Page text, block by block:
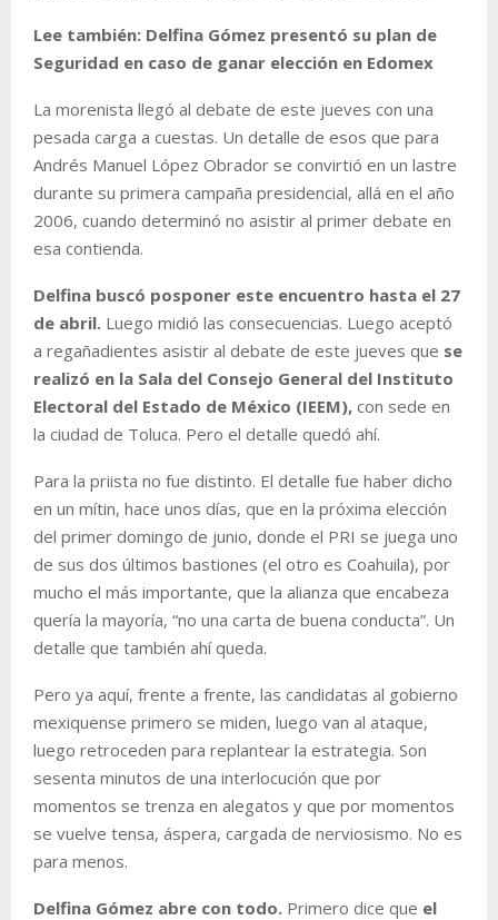
Lee también: Delfina Gómez presentó su plan de
Seguridad en caso de ganar elección en Edomex
La morenista llegó al debate de este jueves con una
pesada carga a cuestas. Un detalle de esos que para
Andrés Manuel López Obrador se convirtió en un lastre
durante su primera campaña presidencial, allá en el año
2006, cuando determinó no asistir al primer debate en
esa contienda.
Delfina buscó posponer este encuentro hasta el 27
de abril. Luego midió las consecuencias. Luego aceptó
a regañadientes asistir al debate de este jueves que se
realizó en la Sala del Consejo General del Instituto
Electoral del Estado de México (IEEM), con sede en
la ciudad de Toluca. Pero el detalle quedó ahí.
Para la priista no fue distinto. El detalle fue haber dicho
en un mítin, hace unos días, que en la próxima elección
del primer domingo de junio, donde el PRI se juega uno
de sus dos últimos bastiones (el otro es Coahuila), por
mucho el más importante, que la alianza que encabeza
quería la mayoría, “no una carta de buena conducta”. Un
detalle que también ahí queda.
Pero ya aquí, frente a frente, las candidatas al gobierno
mexiquense primero se miden, luego van al ataque,
luego retroceden para replantear la estrategia. Son
sesenta minutos de una interlocución que por
momentos se trenza en alegatos y que por momentos
se vuelve tensa, áspera, cargada de nerviosismo. No es
para menos.
Delfina Gómez abre con todo. Primero dice que el